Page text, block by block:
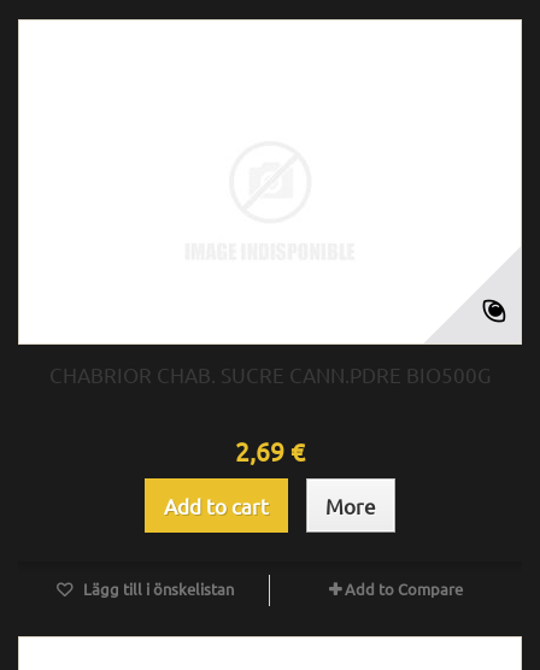
CHABRIOR CHAB. SUCRE CANN.PDRE BIO500G
2,69 €
Add to cart More
Lägg till i önskelistan Add to Compare